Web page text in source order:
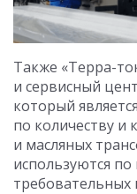
Также «Терра-
и сервисный
который
по количеству и
и масляных
используются
требовательных